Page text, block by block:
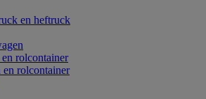
en heftruck
rolcontainer
rolcontainer